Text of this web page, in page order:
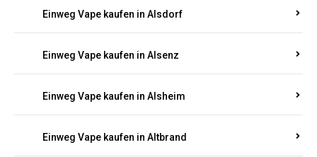
Einweg Vape kaufen in Alsdorf
Einweg Vape kaufen in Alsenz
Einweg Vape kaufen in Alsheim
Einweg Vape kaufen in Altbrand